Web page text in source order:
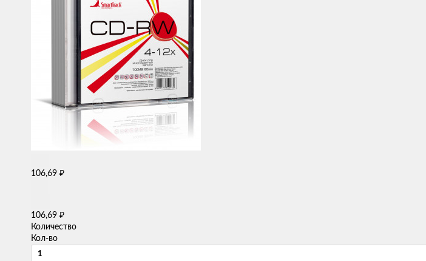
106,69 ₽
106,69 ₽
Количество
Кол-во